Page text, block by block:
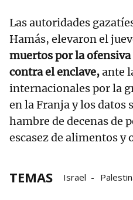
Las autoridades
Hamás, elevaron el
muertos por la
contra el enclave,ante
internacionales por la
en la Franja y los datos
hambre de decenas de
escasez de alimentos y
TEMAS Israel